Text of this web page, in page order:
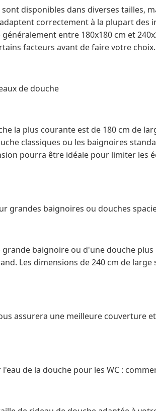
disponibles dans diverses tailles,
correctement à la plupart des
entre 180x180 cm et
facteurs avant de faire votre choix.
de douche
la plus courante est de 180 cm de
classiques ou les baignoires
pourra être idéale pour limiter les
grandes baignoires ou douches
grande baignoire ou d'une douche
Les dimensions de 240 cm de
assurera une meilleure couverture
de la douche pour les WC :